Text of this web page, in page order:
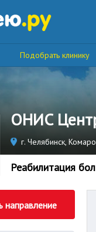
Подобрать клинику
ОНИС
г. Челябинск,
Реабилитация
направление